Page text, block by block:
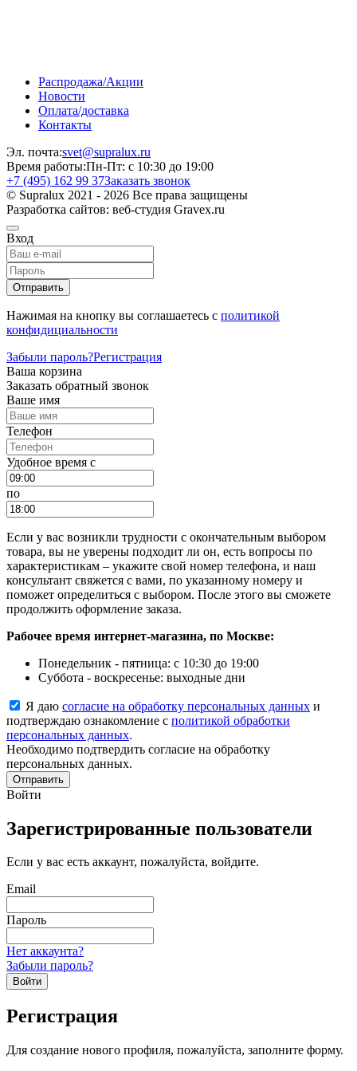
Распродажа/Акции
Новости
Оплата/доставка
Контакты
Эл. почта:svet@supralux.ru
Время работы:Пн-Пт: с 10:30 до 19:00
+7 (495) 162 99 37Заказать звонок
© Supralux 2021 - 2026 Все права защищены
Разработка сайтов: веб-студия Gravex.ru
Вход
Отправить
Нажимая на кнопку вы соглашаетесь с политикой
конфидициальности
Забыли пароль?Регистрация
Ваша корзина
Заказать обратный звонок
Ваше имя
Телефон
Удобное время c
по
Если у вас возникли трудности с окончательным выбором
товара, вы не уверены подходит ли он, есть вопросы по
характеристикам – укажите свой номер телефона, и наш
консультант свяжется с вами, по указанному номеру и
поможет определиться с выбором. После этого вы сможете
продолжить оформление заказа.
Рабочее время интернет-магазина, по Москве:
Понедельник - пятница: с 10:30 до 19:00
Суббота - воскресенье: выходные дни
Я даю согласие на обработку персональных данных и
подтверждаю ознакомление с политикой обработки
персональных данных.
Необходимо подтвердить согласие на обработку
персональных данных.
Отправить
Войти
Зарегистрированные пользователи
Если у вас есть аккаунт, пожалуйста, войдите.
Email
Пароль
Нет аккаунта?
Забыли пароль?
Войти
Регистрация
Для создание нового профиля, пожалуйста, заполните форму.